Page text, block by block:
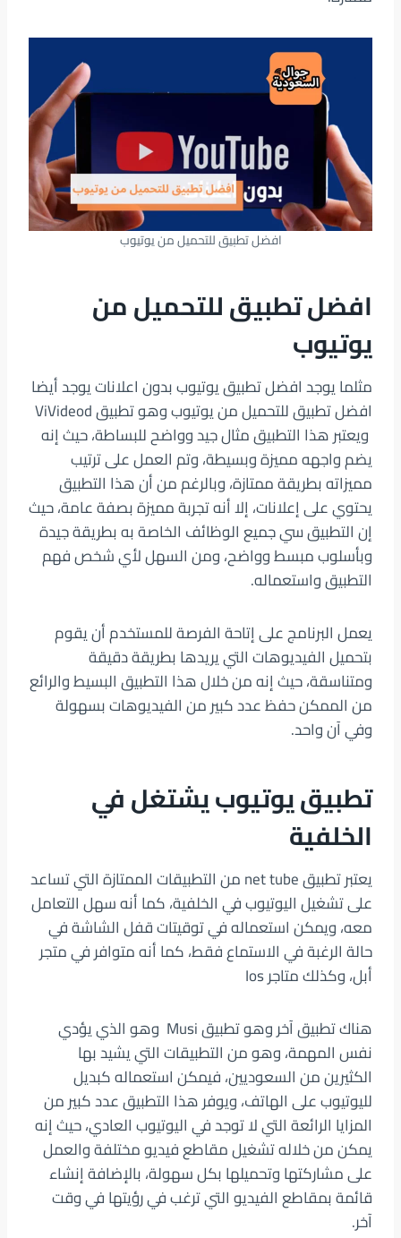
افضل تطبيق للتحميل من يوتيوب
افضل تطبيق للتحميل من
يوتيوب
مثلما يوجد افضل تطبيق يوتيوب بدون اعلانات يوجد أيضا
افضل تطبيق للتحميل من يوتيوب وهو تطبيق ViVideod
ويعتبر هذا التطبيق مثال جيد وواضح للبساطة، حيث إنه
يضم واجهه مميزة وبسيطة، وتم العمل على ترتيب
مميزاته بطريقة ممتازة، وبالرغم من أن هذا التطبيق
يحتوي على إعلانات، إلا أنه تجربة مميزة بصفة عامة، حيث
إن التطبيق سي جميع الوظائف الخاصة به بطريقة جيدة
وبأسلوب مبسط وواضح، ومن السهل لأي شخص فهم
التطبيق واستعماله.
يعمل البرنامج على إتاحة الفرصة للمستخدم أن يقوم
بتحميل الفيديوهات التي يريدها بطريقة دقيقة
ومتناسقة، حيث إنه من خلال هذا التطبيق البسيط والرائع
من الممكن حفظ عدد كبير من الفيديوهات بسهولة
وفي آن واحد.
تطبيق يوتيوب يشتغل في
الخلفية
يعتبر تطبيق net tube من التطبيقات الممتازة التي تساعد
على تشغيل اليوتيوب في الخلفية، كما أنه سهل التعامل
معه، ويمكن استعماله في توقيتات قفل الشاشة في
حالة الرغبة في الاستماع فقط، كما أنه متوافر في متجر
أبل، وكذلك متاجر Ios
هناك تطبيق آخر وهو تطبيق Musi وهو الذي يؤدي
نفس المهمة، وهو من التطبيقات التي يشيد بها
الكثيرين من السعوديين، فيمكن استعماله كبديل
لليوتيوب على الهاتف، ويوفر هذا التطبيق عدد كبير من
المزايا الرائعة التي لا توجد في اليوتيوب العادي، حيث إنه
يمكن من خلاله تشغيل مقاطع فيديو مختلفة والعمل
على مشاركتها وتحميلها بكل سهولة، بالإضافة إنشاء
قائمة بمقاطع الفيديو التي ترغب في رؤيتها في وقت
آخر.